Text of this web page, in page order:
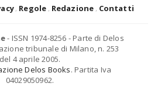
Regole Redazione Contatti
- ISSN 1974-8256 - Parte di Delos
tribunale di Milano, n. 253
del 4 aprile 2005.
Delos Books. Partita Iva
04029050962.